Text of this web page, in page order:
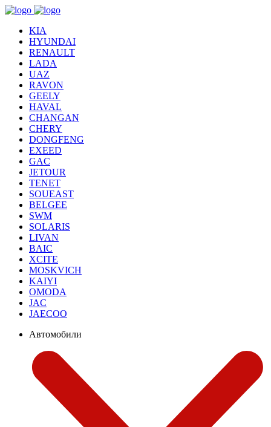
KIA
HYUNDAI
RENAULT
LADA
UAZ
RAVON
GEELY
HAVAL
CHANGAN
CHERY
DONGFENG
EXEED
GAC
JETOUR
TENET
SOUEAST
BELGEE
SWM
SOLARIS
LIVAN
BAIC
XCITE
MOSKVICH
KAIYI
OMODA
JAC
JAECOO
Автомобили